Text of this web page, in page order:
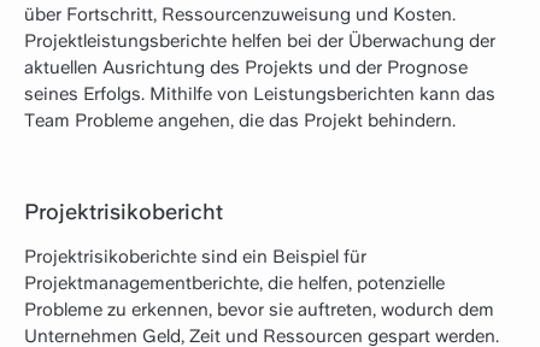
über Fortschritt, Ressourcenzuweisung und Kosten.
Projektleistungsberichte helfen bei der Überwachung der
aktuellen Ausrichtung des Projekts und der Prognose
seines Erfolgs. Mithilfe von Leistungsberichten kann das
Team Probleme angehen, die das Projekt behindern.
Projektrisikobericht
Projektrisikoberichte sind ein Beispiel für
Projektmanagementberichte, die helfen, potenzielle
Probleme zu erkennen, bevor sie auftreten, wodurch dem
Unternehmen Geld, Zeit und Ressourcen gespart werden.